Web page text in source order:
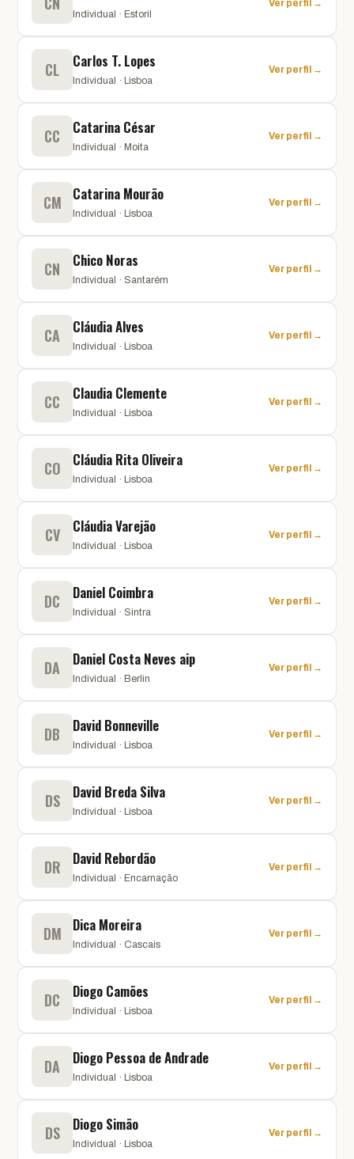
Individual · Estoril
Ver perfil →
CL Carlos T. Lopes
Individual · Lisboa
Ver perfil →
CC Catarina César
Individual · Moita
Ver perfil →
CM Catarina Mourão
Individual · Lisboa
Ver perfil →
CN Chico Noras
Individual · Santarém
Ver perfil →
CA Cláudia Alves
Individual · Lisboa
Ver perfil →
CC Claudia Clemente
Individual · Lisboa
Ver perfil →
CO Cláudia Rita Oliveira
Individual · Lisboa
Ver perfil →
CV Cláudia Varejão
Individual · Lisboa
Ver perfil →
DC Daniel Coimbra
Individual · Sintra
Ver perfil →
DA Daniel Costa Neves aip
Individual · Berlin
Ver perfil →
DB David Bonneville
Individual · Lisboa
Ver perfil →
DS David Breda Silva
Individual · Lisboa
Ver perfil →
DR David Rebordão
Individual · Encarnação
Ver perfil →
DM Dica Moreira
Individual · Cascais
Ver perfil →
DC Diogo Camões
Individual · Lisboa
Ver perfil →
DA Diogo Pessoa de Andrade
Individual · Lisboa
Ver perfil →
DS Diogo Simão
Individual · Lisboa
Ver perfil →